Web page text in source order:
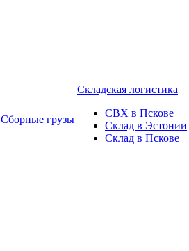
Сборные грузы
Складская логистика
СВХ в Пскове
Склад в Эстонии
Склад в Пскове